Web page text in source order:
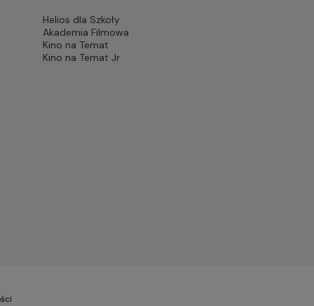
Helios dla Szkoły
Akademia Filmowa
Kino na Temat
Kino na Temat Jr